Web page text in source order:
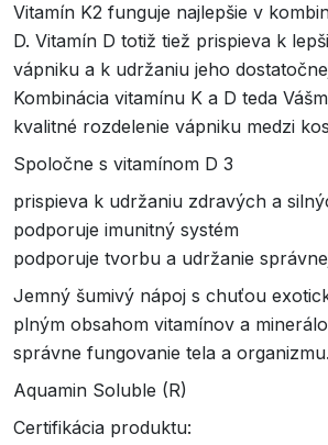
Vitamín K2 funguje najlepšie v
D. Vitamín D totiž tiež prispieva k
vápniku a k udržaniu jeho
Kombinácia vitamínu K a D teda
kvalitné rozdelenie vápniku medzi
Spoločne s vitamínom D 3
prispieva k udržaniu zdravých a
podporuje imunitný systém
podporuje tvorbu a udržanie
Jemný šumivý nápoj s chuťou
plným obsahom vitamínov a
správne fungovanie tela a organizmu.
Aquamin Soluble (R)
Certifikácia produktu: